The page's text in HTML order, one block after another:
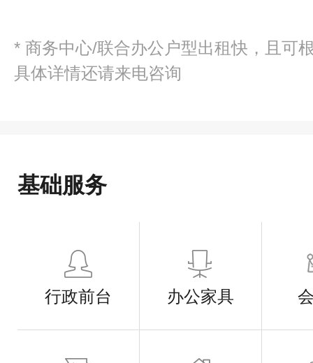
* 商务中心/联合办公户型出租快，且可
具体详情还请来电咨询
基础服务
行政前台 办公家具